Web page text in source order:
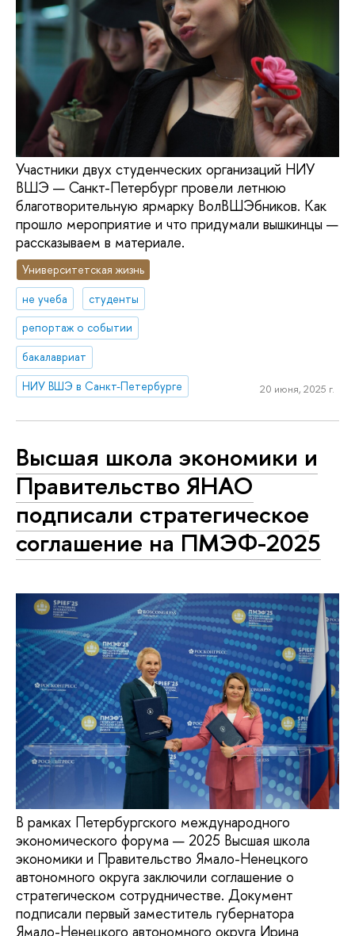
Участники двух студенческих организаций НИУ
ВШЭ — Санкт-Петербург провели летнюю
благотворительную ярмарку ВолВШЭбников. Как
прошло мероприятие и что придумали вышкинцы —
рассказываем в материале.
Университетская жизнь
не учеба
студенты
репортаж о событии
бакалавриат
НИУ ВШЭ в Санкт-Петербурге
20 июня, 2025 г.
Высшая школа экономики и
Правительство ЯНАО
подписали стратегическое
соглашение на ПМЭФ-2025
В рамках Петербургского международного
экономического форума — 2025 Высшая школа
экономики и Правительство Ямало-Ненецкого
автономного округа заключили соглашение о
стратегическом сотрудничестве. Документ
подписали первый заместитель губернатора
Ямало-Ненецкого автономного округа Ирина